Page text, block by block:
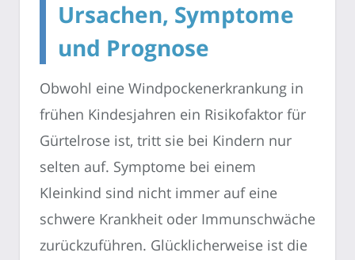
Ursachen, Symptome
und Prognose
Obwohl eine Windpockenerkrankung in
frühen Kindesjahren ein Risikofaktor für
Gürtelrose ist, tritt sie bei Kindern nur
selten auf. Symptome bei einem
Kleinkind sind nicht immer auf eine
schwere Krankheit oder Immunschwäche
zurückzuführen. Glücklicherweise ist die